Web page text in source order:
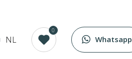
NL
0
Whatsapp